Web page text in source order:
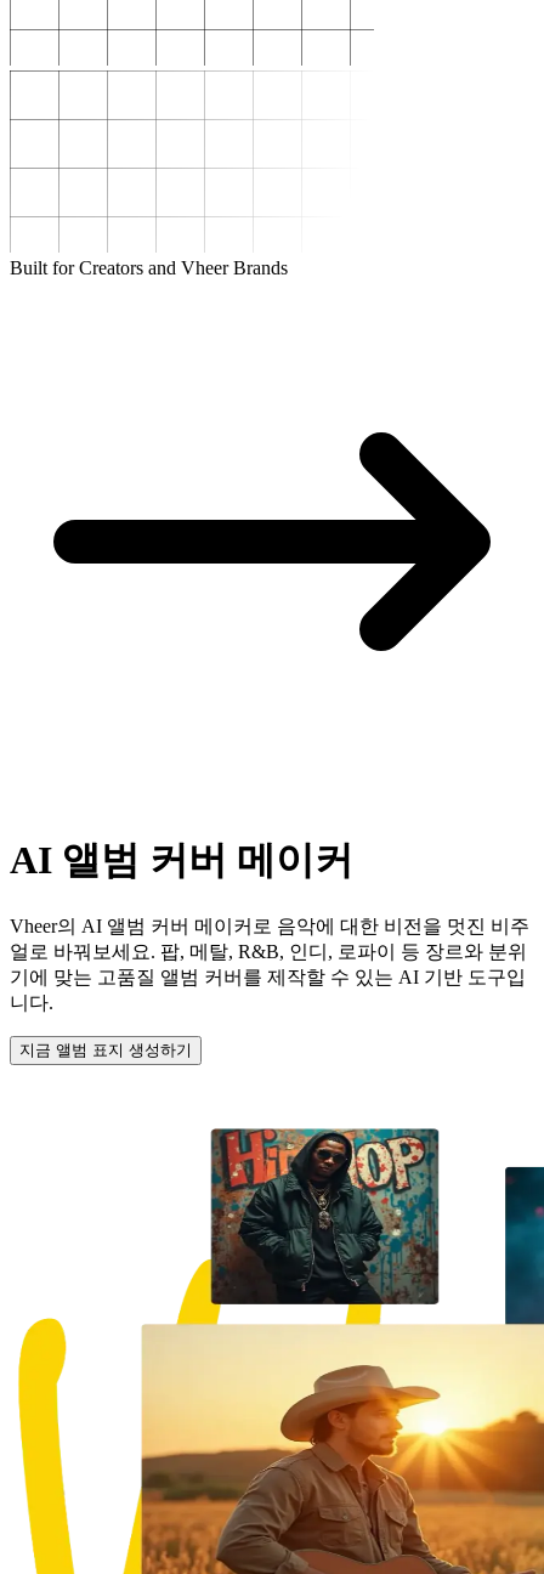
Built for Creators and Vheer Brands
AI 앨범 커버 메이커
Vheer의 AI 앨범 커버 메이커로 음악에 대한 비전을 멋진 비주
얼로 바꿔보세요. 팝, 메탈, R&B, 인디, 로파이 등 장르와 분위
기에 맞는 고품질 앨범 커버를 제작할 수 있는 AI 기반 도구입
니다.
지금 앨범 표지 생성하기